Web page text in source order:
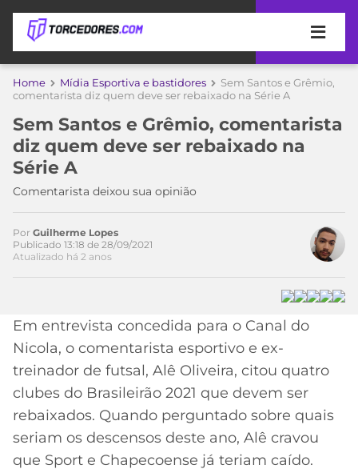
APOSTAS
DE
APOSTA
MELHORES
SITES
APOSTAS
2026
PROMOCIONAL
BETBOOM
CÓDIGO
DE
INDICAÇÃO
BET365
COPA
DO
MUNDO
TIMES
MEU
PALMEIRAS
CORINTHIANS
PAULO
CAMPEONATOS
BRASILEIRÃO
A
LIBERTADORES
COPA
DO
MÍDIA
ESPORTIVA
MERCADO
DA
BOLA
PALPITES
Home Mídia Esportiva e bastidores
Sem Santos e Grêmio,
comentarista diz quem deve ser rebaixado na Série A
Sem Santos e Grêmio, comentarista
diz quem deve ser rebaixado na
Série A
Comentarista deixou sua opinião
Acesse o perfil do autor
no Twitter
Por Guilherme Lopes
Publicado 13:18 de 28/09/2021
Atualizado há 2 anos
Em entrevista concedida para o Canal do
Nicola, o comentarista esportivo e ex-
treinador de futsal, Alê Oliveira, citou quatro
clubes do Brasileirão 2021 que devem ser
rebaixados. Quando perguntado sobre quais
seriam os descensos deste ano, Alê cravou
que Sport e Chapecoense já teriam caído.